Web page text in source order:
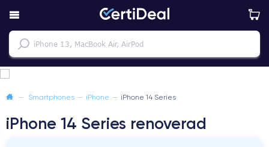
— Smartphones — iPhone — iPhone 14 Series
iPhone 14 Series renoverad